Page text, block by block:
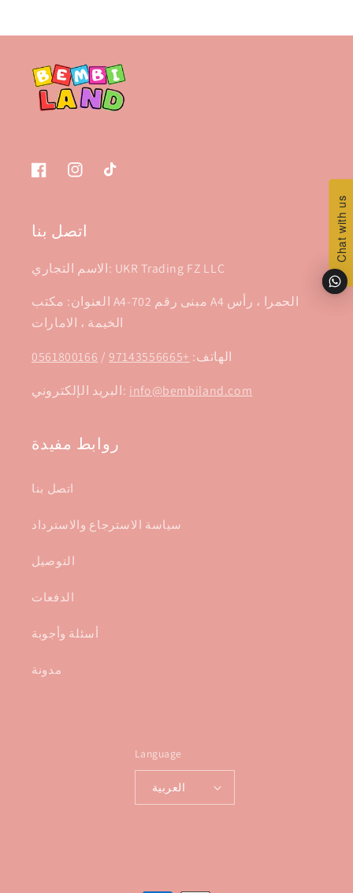
فيسبوكانستغرام
تيك
اتصل بنا
الاسم التجاري: UKR Trading FZ LLC
العنوان: مكتب A4-702 مبنى رقم A4 الحمرا ، رأس
الخيمة ، الامارات
الهاتف: +97143556665
/
0561800166
البريد الإلكتروني: info@bembiland.com
روابط مفيدة
اتصل بنا
سياسة الاسترجاع والاسترداد
التوصيل
الدفعات
أسئلة وأجوبة
مدونة
Language
العربية
Chat with us
Chat with us